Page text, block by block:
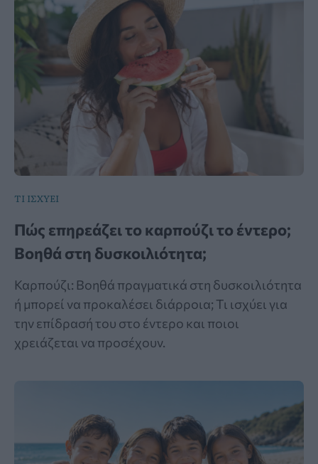
ΤΙ ΙΣΧΥΕΙ
Πώς επηρεάζει το καρπούζι το έντερο;
Βοηθά στη δυσκοιλιότητα;
Καρπούζι: Βοηθά πραγματικά στη δυσκοιλιότητα
ή μπορεί να προκαλέσει διάρροια; Τι ισχύει για
την επίδρασή του στο έντερο και ποιοι
χρειάζεται να προσέχουν.